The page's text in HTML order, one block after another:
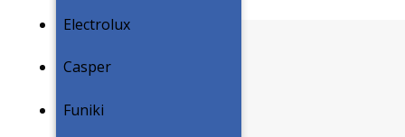
Electrolux
Casper
Funiki